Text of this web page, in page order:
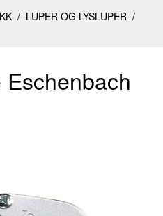
/ LUPER OG LYSLUPER /